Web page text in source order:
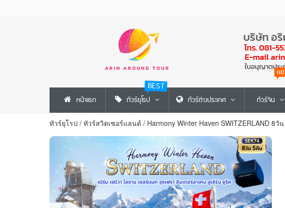
หน้าแรก ทัวร์ยุโรป
BEST
ทัวร์ต่างประเทศ ทัวร์จีน
ทัวร์ยุโรป / ทัวร์สวิตเซอร์แลนด์ / Harmony Winter Haven SWITZERLAND 8วั